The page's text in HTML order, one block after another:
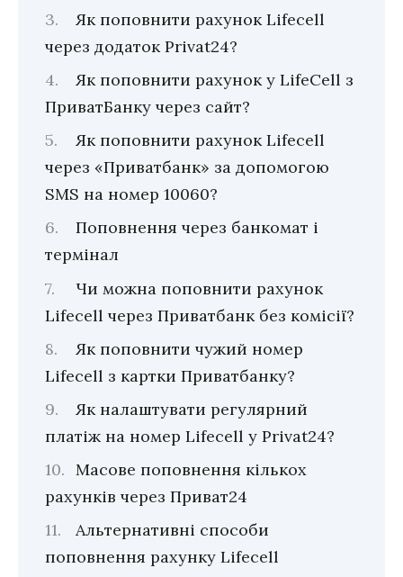
Як поповнити рахунок Lifecell
через додаток Privat24?
Як поповнити рахунок у LifeCell з
ПриватБанку через сайт?
Як поповнити рахунок Lifecell
через «Приватбанк» за допомогою
SMS на номер 10060?
Поповнення через банкомат і
термінал
Чи можна поповнити рахунок
Lifecell через Приватбанк без комісії?
Як поповнити чужий номер
Lifecell з картки Приватбанку?
Як налаштувати регулярний
платіж на номер Lifecell у Privat24?
Масове поповнення кількох
рахунків через Приват24
Альтернативні способи
поповнення рахунку Lifecell